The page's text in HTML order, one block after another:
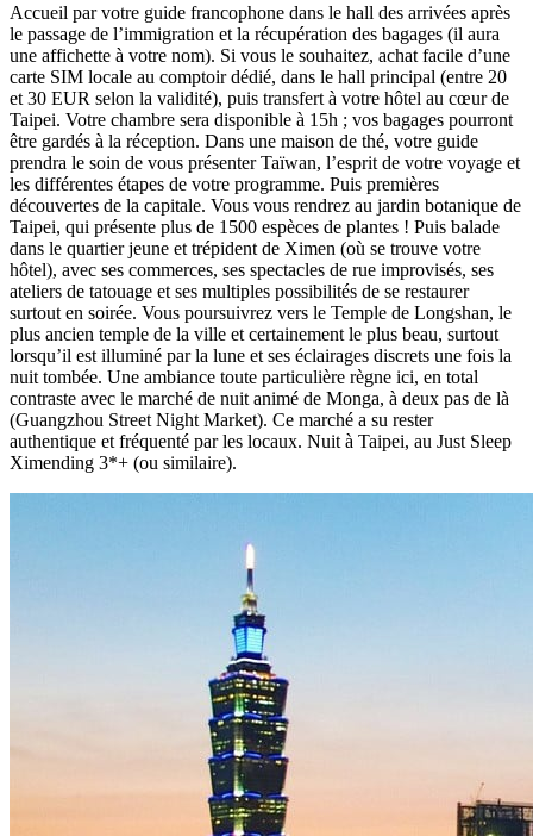
Accueil par votre guide francophone dans le hall des arrivées après
le passage de l’immigration et la récupération des bagages (il aura
une affichette à votre nom). Si vous le souhaitez, achat facile d’une
carte SIM locale au comptoir dédié, dans le hall principal (entre 20
et 30 EUR selon la validité), puis transfert à votre hôtel au cœur de
Taipei. Votre chambre sera disponible à 15h ; vos bagages pourront
être gardés à la réception. Dans une maison de thé, votre guide
prendra le soin de vous présenter Taïwan, l’esprit de votre voyage et
les différentes étapes de votre programme. Puis premières
découvertes de la capitale. Vous vous rendrez au jardin botanique de
Taipei, qui présente plus de 1500 espèces de plantes ! Puis balade
dans le quartier jeune et trépident de Ximen (où se trouve votre
hôtel), avec ses commerces, ses spectacles de rue improvisés, ses
ateliers de tatouage et ses multiples possibilités de se restaurer
surtout en soirée. Vous poursuivrez vers le Temple de Longshan, le
plus ancien temple de la ville et certainement le plus beau, surtout
lorsqu’il est illuminé par la lune et ses éclairages discrets une fois la
nuit tombée. Une ambiance toute particulière règne ici, en total
contraste avec le marché de nuit animé de Monga, à deux pas de là
(Guangzhou Street Night Market). Ce marché a su rester
authentique et fréquenté par les locaux. Nuit à Taipei, au Just Sleep
Ximending 3*+ (ou similaire).